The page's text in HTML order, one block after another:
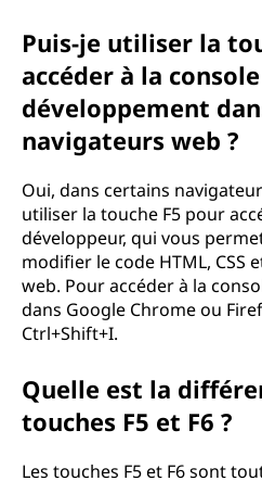
Puis-je utiliser la
accéder à la
développement
navigateurs web ?
Oui, dans certains
utiliser la touche F5 pour
développeur, qui vous
modifier le code HTML, CSS
web. Pour accéder à la
dans Google Chrome ou
Ctrl+Shift+I.
Quelle est la
touches F5 et F6 ?
Les touches F5 et F6 sont